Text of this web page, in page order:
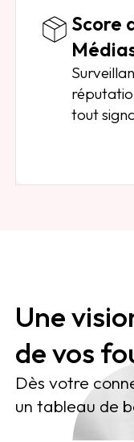
Score
tout
Une
de vos
Dès votre
un tableau de